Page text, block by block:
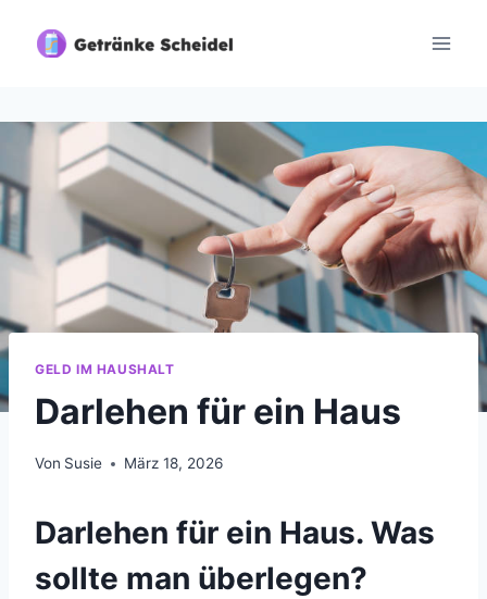
Inhalt
GELD IM HAUSHALT
Darlehen für ein Haus
Von Susie März 18, 2026
Darlehen für ein Haus. Was
sollte man überlegen?